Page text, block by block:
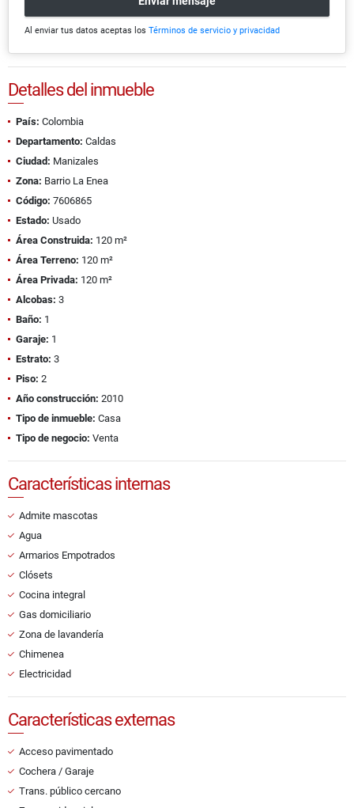
Al enviar tus datos aceptas los Términos de servicio y privacidad
Detalles del inmueble
País: Colombia
Departamento: Caldas
Ciudad: Manizales
Zona: Barrio La Enea
Código: 7606865
Estado: Usado
Área Construida: 120 m²
Área Terreno: 120 m²
Área Privada: 120 m²
Alcobas: 3
Baño: 1
Garaje: 1
Estrato: 3
Piso: 2
Año construcción: 2010
Tipo de inmueble: Casa
Tipo de negocio: Venta
Características internas
Admite mascotas
Agua
Armarios Empotrados
Clósets
Cocina integral
Gas domiciliario
Zona de lavandería
Chimenea
Electricidad
Características externas
Acceso pavimentado
Cochera / Garaje
Trans. público cercano